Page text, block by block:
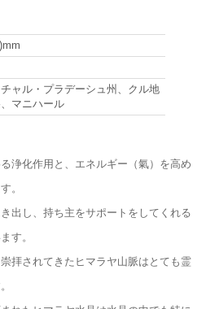
ャル・プラデーシュ州、クル地
マニハール
浄化作用と、エネルギー（氣）を高め
。
出し、持ち主をサポートをしてくれる
す。
拝されてきたヒマラヤ山脈はとても霊